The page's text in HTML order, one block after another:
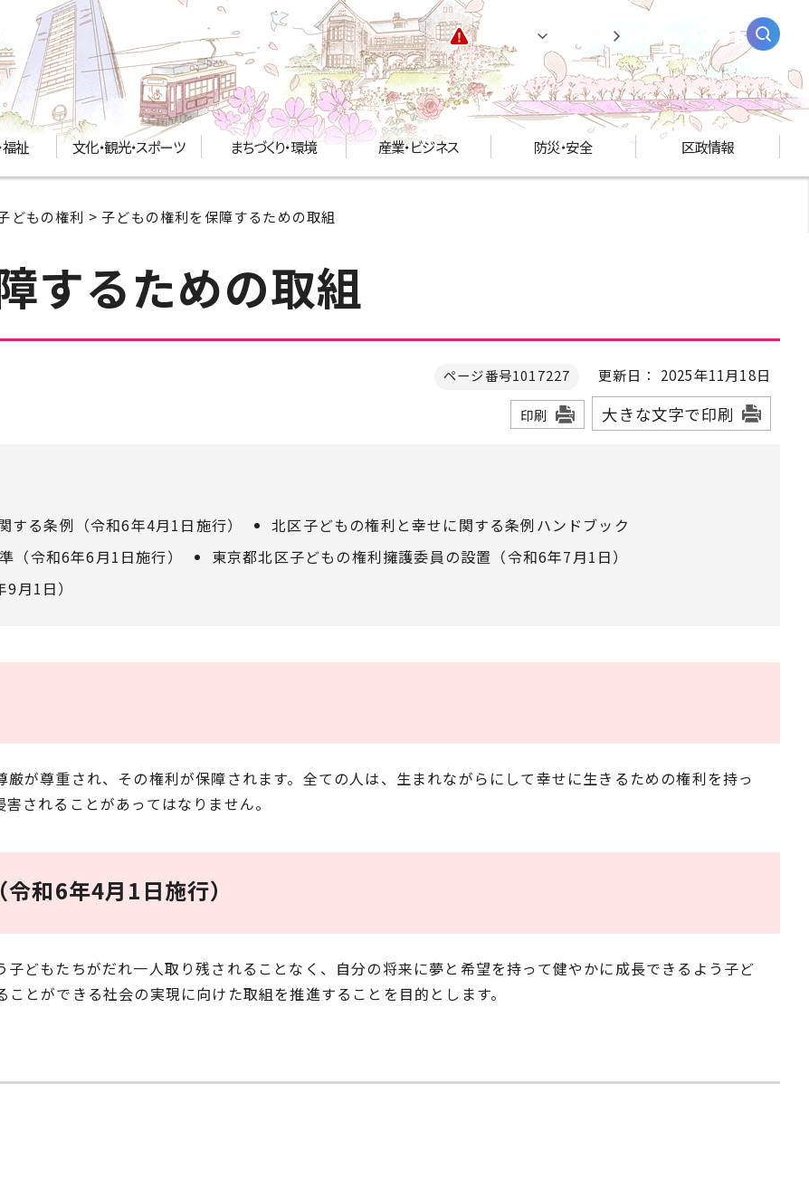
緊急情報 AIチャットボット
福祉 文化・観光・スポーツ まちづくり・環境 産業・ビジネス 防災・安全 区政情報
どもの権利 > 子どもの権利を保障するための取組
するための取組
ページ番号1017227 更新日： 2025年11月18日
印刷 大きな文字で印刷
する条例（令和6年4月1日施行）
北区子どもの権利と幸せに関する条例ハンドブック
（令和6年6月1日施行）
東京都北区子どもの権利擁護委員の設置（令和6年7月1日）
月1日）
が尊重され、その権利が保障されます。全ての人は、生まれながらにして幸せに生きるための権利を持っ
されることがあってはなりません。
和6年4月1日施行）
どもたちがだれ一人取り残されることなく、自分の将来に夢と希望を持って健やかに成長できるよう子ど
とができる社会の実現に向けた取組を推進することを目的とします。